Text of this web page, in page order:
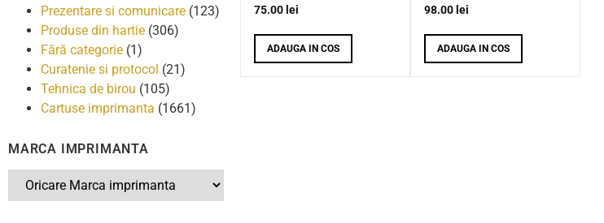
Prezentare si comunicare (123)
Produse din hartie (306)
Fără categorie (1)
Curatenie si protocol (21)
Tehnica de birou (105)
Cartuse imprimanta (1661)
MARCA IMPRIMANTA
75.00 lei
ADAUGA IN COS
98.00 lei
ADAUGA IN COS